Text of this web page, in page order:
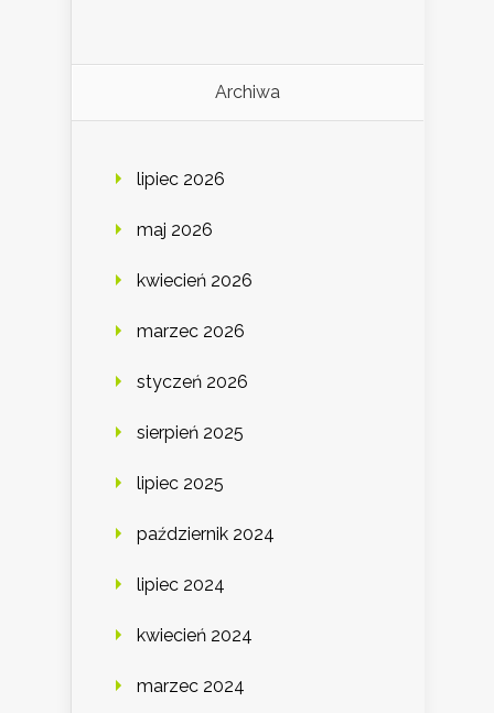
Archiwa
lipiec 2026
maj 2026
kwiecień 2026
marzec 2026
styczeń 2026
sierpień 2025
lipiec 2025
październik 2024
lipiec 2024
kwiecień 2024
marzec 2024